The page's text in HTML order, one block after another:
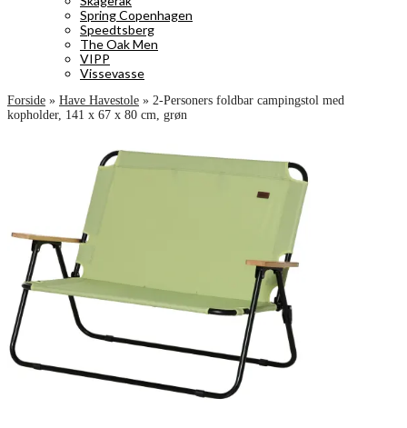
Spring Copenhagen
Speedtsberg
The Oak Men
VIPP
Vissevasse
Forside » Have Havestole » 2-Personers foldbar campingstol med
kopholder, 141 x 67 x 80 cm, grøn